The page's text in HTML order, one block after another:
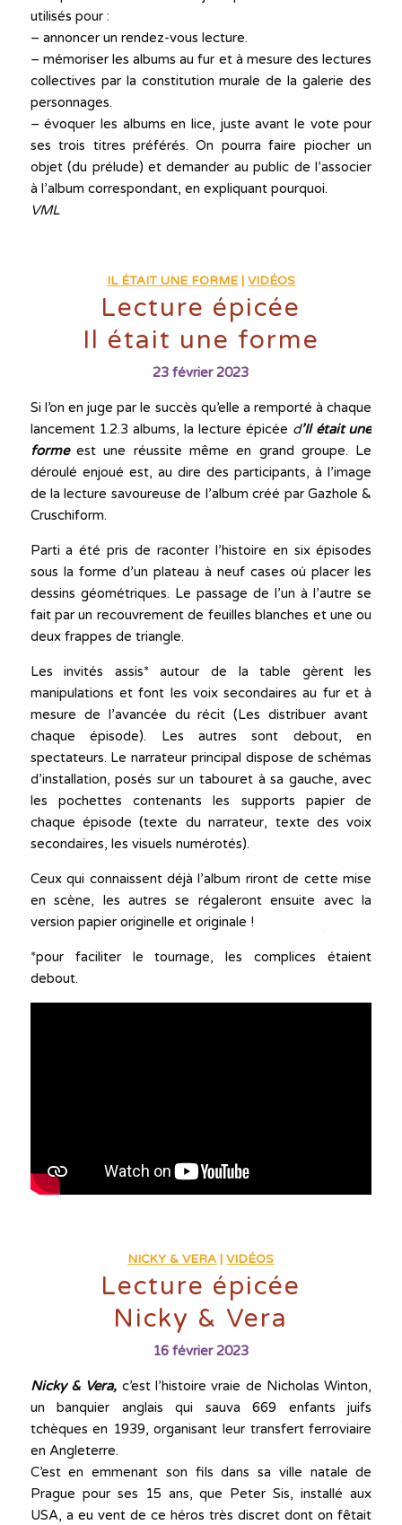
utilisés pour :
– annoncer un rendez-vous lecture.
– mémoriser les albums au fur et à mesure des lectures
collectives par la constitution murale de la galerie des
personnages.
– évoquer les albums en lice, juste avant le vote pour
ses trois titres préférés. On pourra faire piocher un
objet (du prélude) et demander au public de l’associer
à l’album correspondant, en expliquant pourquoi.
VML
IL ÉTAIT UNE FORME| VIDÉOS
Lecture épicée
Il était une forme
23 février 2023
Si l’on en juge par le succès qu’elle a remporté à chaque
lancement 1.2.3 albums, la lecture épicée d’Il était une
formeest une réussite même en grand groupe. Le
déroulé enjoué est, au dire des participants, à l’image
de la lecture savoureuse de l’album créé par Gazhole &
Cruschiform.
Parti a été pris de raconter l’histoire en six épisodes
sous la forme d’un plateau à neuf cases où placer les
dessins géométriques. Le passage de l’un à l’autre se
fait par un recouvrement de feuilles blanches et une ou
deux frappes de triangle.
Les invités assis* autour de la table gèrent les
manipulations et font les voix secondaires au fur et à
mesure de l’avancée du récit (Les distribuer avant
chaque épisode). Les autres sont debout, en
spectateurs. Le narrateur principal dispose de schémas
d’installation, posés sur un tabouret à sa gauche, avec
les pochettes contenants les supports papier de
chaque épisode (texte du narrateur, texte des voix
secondaires, les visuels numérotés).
Ceux qui connaissent déjà l’album riront de cette mise
en scène, les autres se régaleront ensuite avec la
version papier originelle et originale !
*pour faciliter le tournage, les complices étaient
debout.
NICKY & VERA |VIDÉOS
Lecture épicée
Nicky & Vera
16 février 2023
Nicky & Vera, c’est l’histoire vraie de Nicholas Winton,
un banquier anglais qui sauva 669 enfants juifs
tchèques en 1939, organisant leur transfert ferroviaire
en Angleterre.
C’est en emmenant son fils dans sa ville natale de
Prague pour ses 15 ans, que Peter Sis, installé aux
USA, a eu vent de ce héros très discret dont on fêtait